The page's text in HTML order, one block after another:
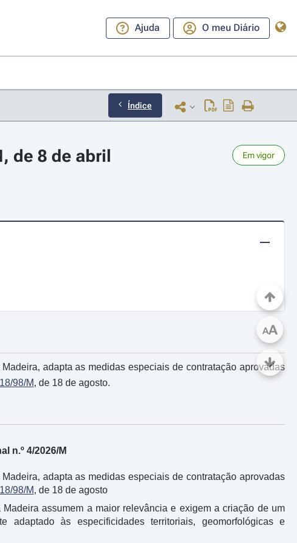
Ajuda O meu Diário
Índice
de 8 de abril Em vigor
adapta as medidas especiais de contratação aprovadas
98/M, de 18 de agosto.
n.º 4/2026/M
adapta as medidas especiais de contratação aprovadas
98/M, de 18 de agosto
assumem a maior relevância e exigem a criação de um
adaptado às especificidades territoriais, geomorfológicas e
AA